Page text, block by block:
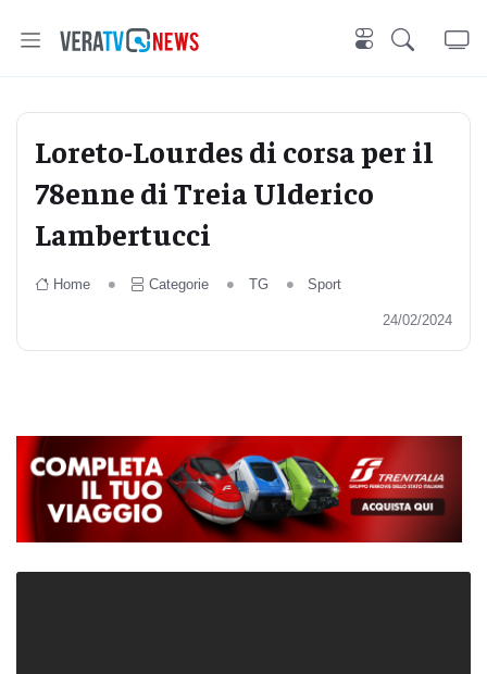
Loreto-Lourdes di corsa per il
78enne di Treia Ulderico
Lambertucci
Home Categorie TG Sport
24/02/2024